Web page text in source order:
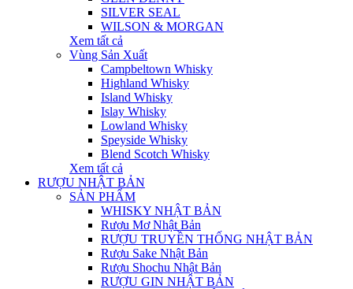
SILVER SEAL
WILSON & MORGAN
Xem tất cả
Vùng Sản Xuất
Campbeltown Whisky
Highland Whisky
Island Whisky
Islay Whisky
Lowland Whisky
Speyside Whisky
Blend Scotch Whisky
Xem tất cả
RƯỢU NHẬT BẢN
SẢN PHẨM
WHISKY NHẬT BẢN
Rượu Mơ Nhật Bản
RƯỢU TRUYỀN THỐNG NHẬT BẢN
Rượu Sake Nhật Bản
Rượu Shochu Nhật Bản
RƯỢU GIN NHẬT BẢN